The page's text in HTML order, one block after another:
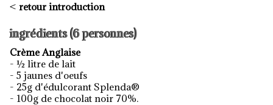
< retour introduction
ingrédients (6 personnes)
Crème Anglaise
- ½ litre de lait
- 5 jaunes d'oeufs
- 25g d'édulcorant Splenda®
- 100g de chocolat noir 70%.